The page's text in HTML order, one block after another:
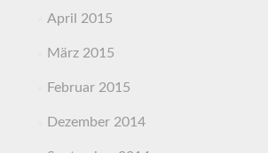
April 2015
März 2015
Februar 2015
Dezember 2014